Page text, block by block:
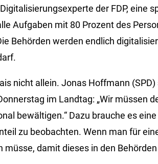
der FDP, eine
Aufgaben mit 80 Prozent des
Behörden werden endlich
nicht allein. Jonas Hoffmann
im Landtag: „Wir müssen
bewältigen.“ Dazu brauche es
zu beobachten. Wenn man für
damit dieses in den